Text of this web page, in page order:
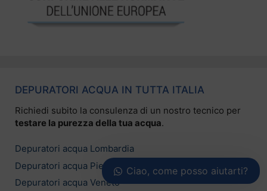
DEPURATORI ACQUA IN TUTTA ITALIA
Richiedi subito la consulenza di un nostro tecnico per
testare la purezza della tua acqua.
Depuratori acqua Lombardia
Depuratori acqua Piemonte
Depuratori acqua Veneto
Ciao, come posso aiutarti?